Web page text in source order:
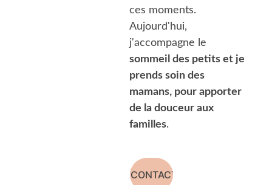
ces moments.
Aujourd'hui,
j'accompagne le
sommeil des petits et je
prends soin des
mamans, pour apporter
de la douceur aux
familles.
ME CONTACTER